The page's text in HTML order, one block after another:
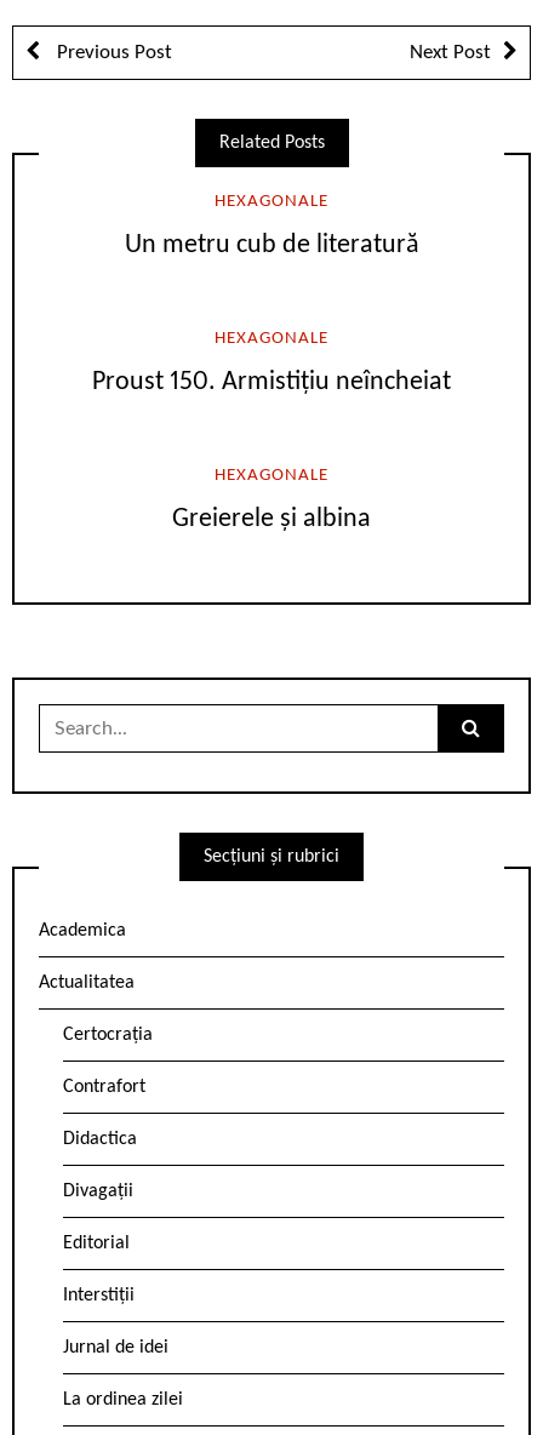
Previous Post Next Post
Related Posts
HEXAGONALE
Un metru cub de literatură
HEXAGONALE
Proust 150. Armistițiu neîncheiat
HEXAGONALE
Greierele și albina
Search
Secțiuni și rubrici
Academica
Actualitatea
Certocrația
Contrafort
Didactica
Divagații
Editorial
Interstiții
Jurnal de idei
La ordinea zilei